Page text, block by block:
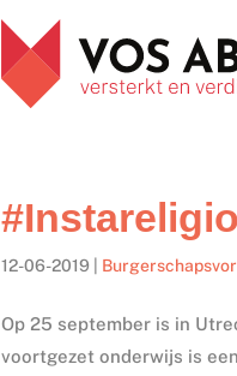
12-06-2019
Op 25 september is in
voortgezet onderwijs is